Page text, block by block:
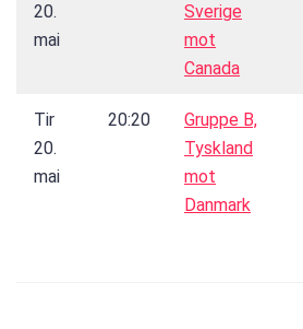
20.
mai
Sverige
mot
Canada
Tir
20.
mai
20:20
Gruppe B,
Tyskland
mot
Danmark